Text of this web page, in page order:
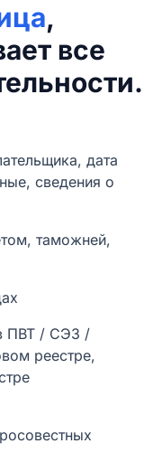
,
все
дата
сведения о
таможней,
в ПВТ / СЭЗ /
реестре,